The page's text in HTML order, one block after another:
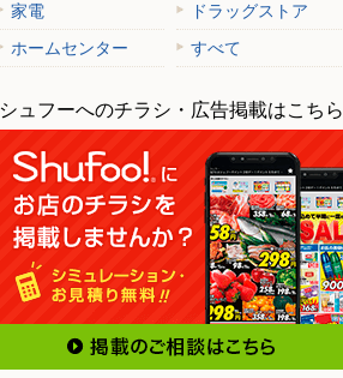
家電
ドラッグストア
ホームセンター
すべて
シュフーへのチラシ・広告掲載はこちら